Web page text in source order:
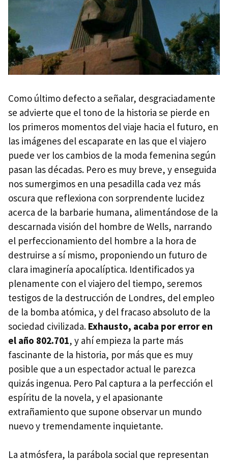
Como último defecto a señalar, desgraciadamente
se advierte que el tono de la historia se pierde en
los primeros momentos del viaje hacia el futuro, en
las imágenes del escaparate en las que el viajero
puede ver los cambios de la moda femenina según
pasan las décadas. Pero es muy breve, y enseguida
nos sumergimos en una pesadilla cada vez más
oscura que reflexiona con sorprendente lucidez
acerca de la barbarie humana, alimentándose de la
descarnada visión del hombre de Wells, narrando
el perfeccionamiento del hombre a la hora de
destruirse a sí mismo, proponiendo un futuro de
clara imaginería apocalíptica. Identificados ya
plenamente con el viajero del tiempo, seremos
testigos de la destrucción de Londres, del empleo
de la bomba atómica, y del fracaso absoluto de la
sociedad civilizada. Exhausto, acaba por error en
el año 802.701, y ahí empieza la parte más
fascinante de la historia, por más que es muy
posible que a un espectador actual le parezca
quizás ingenua. Pero Pal captura a la perfección el
espíritu de la novela, y el apasionante
extrañamiento que supone observar un mundo
nuevo y tremendamente inquietante.
La atmósfera, la parábola social que representan